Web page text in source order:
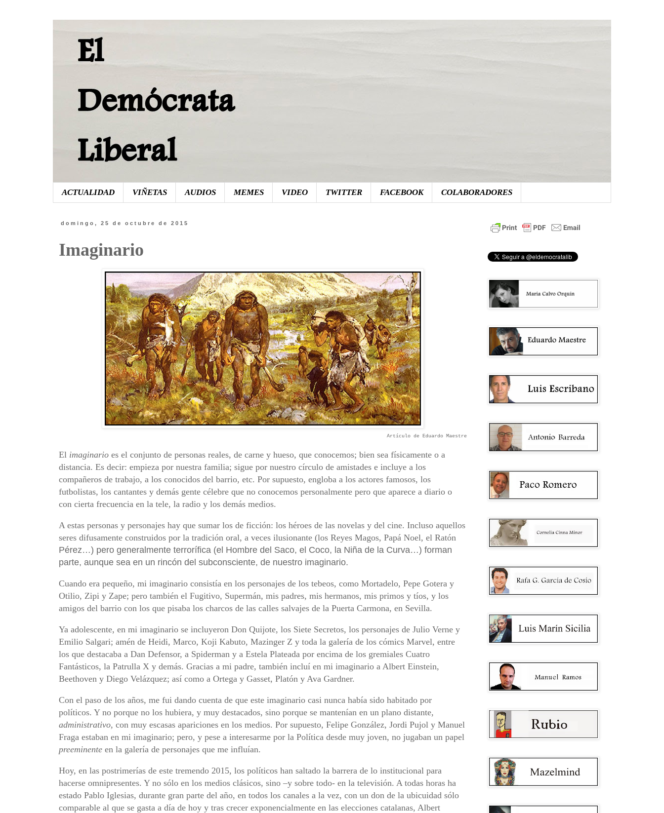
ACTUALIDAD VIÑETAS AUDIOS MEMES VIDEO TWITTER FACEBOOK COLABORADORES
domingo, 25 de octubre de 2015
Imaginario
Artículo de Eduardo Maestre
El imaginario es el conjunto de personas reales, de carne y hueso, que conocemos; bien sea físicamente o a
distancia. Es decir: empieza por nuestra familia; sigue por nuestro círculo de amistades e incluye a los
compañeros de trabajo, a los conocidos del barrio, etc. Por supuesto, engloba a los actores famosos, los
futbolistas, los cantantes y demás gente célebre que no conocemos personalmente pero que aparece a diario o
con cierta frecuencia en la tele, la radio y los demás medios.
A estas personas y personajes hay que sumar los de ficción: los héroes de las novelas y del cine. Incluso aquellos
seres difusamente construidos por la tradición oral, a veces ilusionante (los Reyes Magos, Papá Noel, el Ratón
Pérez…) pero generalmente terrorífica (el Hombre del Saco, el Coco, la Niña de la Curva…) forman
parte, aunque sea en un rincón del subconsciente, de nuestro imaginario.
Cuando era pequeño, mi imaginario consistía en los personajes de los tebeos, como Mortadelo, Pepe Gotera y
Otilio, Zipi y Zape; pero también el Fugitivo, Supermán, mis padres, mis hermanos, mis primos y tíos, y los
amigos del barrio con los que pisaba los charcos de las calles salvajes de la Puerta Carmona, en Sevilla.
Ya adolescente, en mi imaginario se incluyeron Don Quijote, los Siete Secretos, los personajes de Julio Verne y
Emilio Salgari; amén de Heidi, Marco, Koji Kabuto, Mazinger Z y toda la galería de los cómics Marvel, entre
los que destacaba a Dan Defensor, a Spiderman y a Estela Plateada por encima de los gremiales Cuatro
Fantásticos, la Patrulla X y demás. Gracias a mi padre, también incluí en mi imaginario a Albert Einstein,
Beethoven y Diego Velázquez; así como a Ortega y Gasset, Platón y Ava Gardner.
Con el paso de los años, me fui dando cuenta de que este imaginario casi nunca había sido habitado por
políticos. Y no porque no los hubiera, y muy destacados, sino porque se mantenían en un plano distante,
administrativo, con muy escasas apariciones en los medios. Por supuesto, Felipe González, Jordi Pujol y Manuel
Fraga estaban en mi imaginario; pero, y pese a interesarme por la Política desde muy joven, no jugaban un papel
preeminente en la galería de personajes que me influían.
Hoy, en las postrimerías de este tremendo 2015, los políticos han saltado la barrera de lo institucional para
hacerse omnipresentes. Y no sólo en los medios clásicos, sino –y sobre todo- en la televisión. A todas horas ha
estado Pablo Iglesias, durante gran parte del año, en todos los canales a la vez, con un don de la ubicuidad sólo
comparable al que se gasta a día de hoy y tras crecer exponencialmente en las elecciones catalanas, Albert